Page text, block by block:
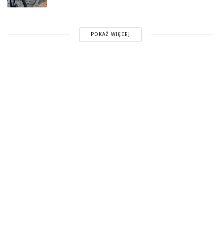
POKAŻ WIĘCEJ